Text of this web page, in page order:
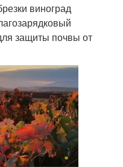
виноград
защиты почвы от